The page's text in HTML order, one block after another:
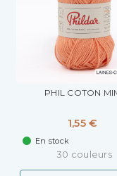
PHIL COTON
1,55 €
En stock
30 couleurs